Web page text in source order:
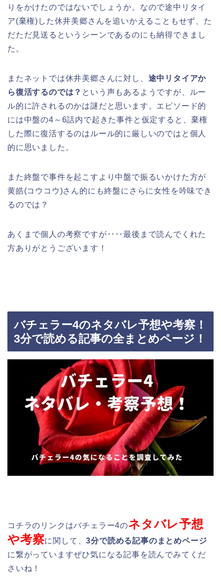
りをかけたのではないでしょうか。なので途中リタイ
ア(棄権)した休井美郷さんを追いかえることもせず、た
だただ見送るというシーンであるのにも納得できまし
た。
またネットでは休井美郷さんに対し、 途中リタイアか
ら復活するのでは？ という声もあるようですが、ルー
ル的に許されるのかは謎だと思います。エピソード的
には中盤の4～6話内で起きた事件と仮定すると、棄権
した際に復活するのはルール的に厳しいのではと個人
的に思いました。
また終盤で事件を起こすより中盤で振るいかけた方が
黄皓(コウコウ)さん的にも終盤にさらに女性を吟味でき
るのでは？
あくまで個人の考察ですが‥‥最後まで読んでくれた
方ありがとうございます！
バチェラー4のネタバレ予想や考察！
3分で読める記事の全まとめページ！
コチラのリンクはバチェラー4のネタバレ予想
や考察に関して、3分で読める記事のまとめページ
に繋がっていますぜひ気になる記事を読んでみてくだ
さいね！